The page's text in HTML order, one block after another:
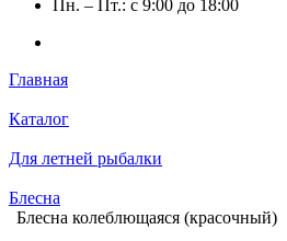
Пн. – Пт.: с 9:00 до 18:00
Главная
Каталог
Для летней рыбалки
Блесна
Блесна колеблющаяся (красочный)